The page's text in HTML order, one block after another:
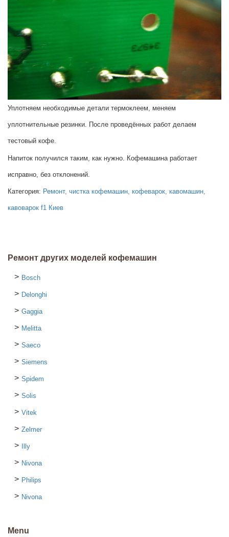
Уплотняем необходимые детали термоклеем, меняем
уплотнительные резинки. После проведённых работ делаем
тестовый кофе.
Напиток получился таким, как нужно. Кофемашина работает
исправно, без отклонений.
Категория: Ремонт, чистка кофемашин, кофеварок, кавомашин,
кавоварок f1 Киев
Ремонт других моделей кофемашин
Bosch
Delonghi
Gaggia
Melitta
Saeco
Siemens
Spidem
Solis
Vitek
Zelmer
Illy
Nivona
Philips
Nivona
Menu